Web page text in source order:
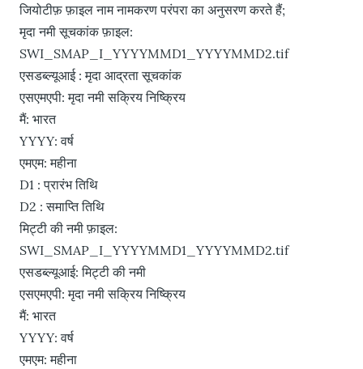
जियोटीफ़ फ़ाइल नाम नामकरण परंपरा का अनुसरण करते हैं;
मृदा नमी सूचकांक फ़ाइल:
SWI_SMAP_I_YYYYMMD1_YYYYMMD2.tif
एसडब्ल्यूआई : मृदा आद्रता सूचकांक
एसएमएपी: मृदा नमी सक्रिय निष्क्रिय
मैं: भारत
YYYY: वर्ष
एमएम: महीना
D1 : प्रारंभ तिथि
D2 : समाप्ति तिथि
मिट्टी की नमी फ़ाइल:
SWI_SMAP_I_YYYYMMD1_YYYYMMD2.tif
एसडब्ल्यूआई: मिट्टी की नमी
एसएमएपी: मृदा नमी सक्रिय निष्क्रिय
मैं: भारत
YYYY: वर्ष
एमएम: महीना